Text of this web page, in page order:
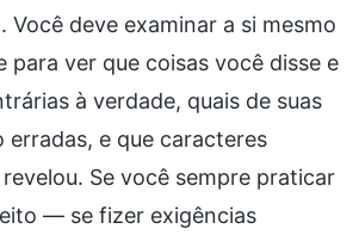
Você deve examinar a si mesmo
para ver que coisas você disse e
à verdade, quais de suas
erradas, e que caracteres
Se você sempre praticar
— se fizer exigências